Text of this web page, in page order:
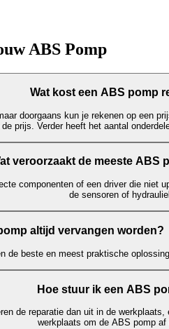
ABS Pomp
Wat kost een ABS pomp
doorgaans kun je rekenen op een
prijs. Verder heeft het aantal
veroorzaakt de meeste ABS
componenten of een driver die
de sensoren of
altijd vervangen worden?
de beste en meest praktische
Hoe stuur ik een ABS
de reparatie dan uit in de
werkplaats om de ABS pomp af